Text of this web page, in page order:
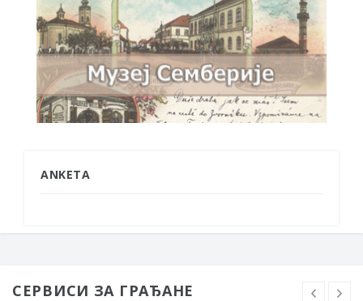
ANKETA
СЕРВИСИ ЗА ГРАЂАНЕ